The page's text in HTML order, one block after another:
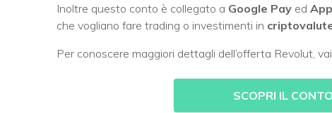
Inoltre questo conto è collegato a Google Pay ed
che vogliano fare trading o investimenti in
Per conoscere maggiori dettagli dell’offerta Revolut,
SCOPRI IL